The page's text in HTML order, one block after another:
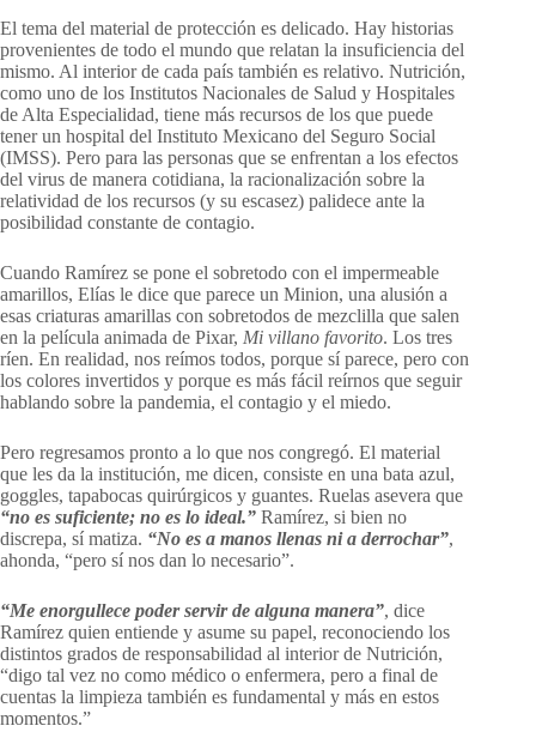
El tema del material de protección es delicado. Hay historias
provenientes de todo el mundo que relatan la insuficiencia del
mismo. Al interior de cada país también es relativo. Nutrición,
como uno de los Institutos Nacionales de Salud y Hospitales
de Alta Especialidad, tiene más recursos de los que puede
tener un hospital del Instituto Mexicano del Seguro Social
(IMSS). Pero para las personas que se enfrentan a los efectos
del virus de manera cotidiana, la racionalización sobre la
relatividad de los recursos (y su escasez) palidece ante la
posibilidad constante de contagio.
Cuando Ramírez se pone el sobretodo con el impermeable
amarillos, Elías le dice que parece un Minion, una alusión a
esas criaturas amarillas con sobretodos de mezclilla que salen
en la película animada de Pixar, Mi villano favorito. Los tres
ríen. En realidad, nos reímos todos, porque sí parece, pero con
los colores invertidos y porque es más fácil reírnos que seguir
hablando sobre la pandemia, el contagio y el miedo.
Pero regresamos pronto a lo que nos congregó. El material
que les da la institución, me dicen, consiste en una bata azul,
goggles, tapabocas quirúrgicos y guantes. Ruelas asevera que
“no es suficiente; no es lo ideal.” Ramírez, si bien no
discrepa, sí matiza. “No es a manos llenas ni a derrochar”,
ahonda, “pero sí nos dan lo necesario”.
“Me enorgullece poder servir de alguna manera”, dice
Ramírez quien entiende y asume su papel, reconociendo los
distintos grados de responsabilidad al interior de Nutrición,
“digo tal vez no como médico o enfermera, pero a final de
cuentas la limpieza también es fundamental y más en estos
momentos.”